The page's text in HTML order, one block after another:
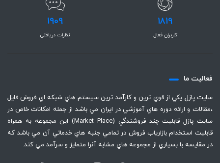
1819
کاربران فعال
1909
نظرات دریافتی
فعاليت ما
سايت پازل يكي از قوي ترين و كارآمد ترين سيستم هاي شبكه اي فروش فايل
،‌مقالات و ارائه دوره هاي آموزشي در ايران مي باشد از جمله امكانات خاص در
سايت پازل قابليت چند فروشندگي (Market Place) اين مجموعه به همراه
قابليت استخدام بازارياب فروش در تمامي جنبه هاي خدماتي آن مي باشد كه
در مقايسه با بسياري از مجموعه هاي مشابه آنرا متمايز و سرآمد مي كند.